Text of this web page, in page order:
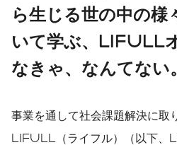
採用サイト
Japanese
ニュース
サステナビリティ
ら生じる世の中の様
いて学ぶ、LIFULL
なきゃ、なんてない
事業を通して社会課題解決に取
LIFULL（ライフル）（以下、